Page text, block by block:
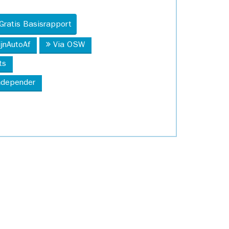
Basisrapport
Via OSW